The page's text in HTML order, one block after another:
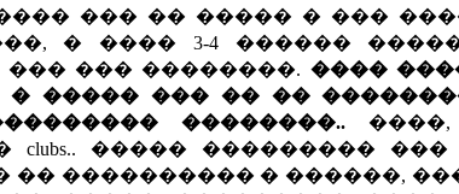
��� �� ����� � ���
� ���� 3-4 ������
��� ��� ��������. ����
� ����� ��� �� ��
��������..
����� ���������
�� ���������� � ������,